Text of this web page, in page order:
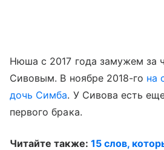
Нюша с 2017 года замужем за
Сивовым. В ноябре 2018-го на
дочь Симба. У Сивова есть
первого брака.
Читайте также: 15 слов,